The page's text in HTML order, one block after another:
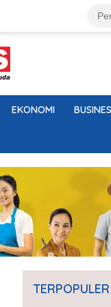
EKONOMI
TERPOPULER